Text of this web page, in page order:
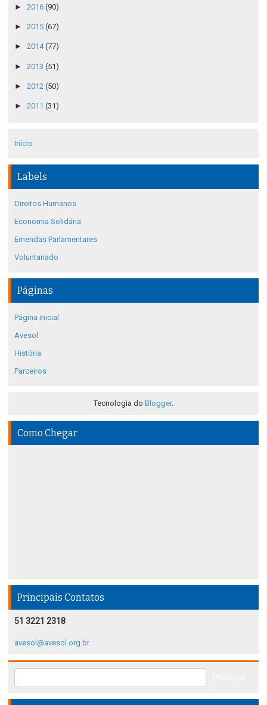
► 2016 (90)
► 2015 (67)
► 2014(77)
► 2013 (51)
► 2012 (50)
► 2011 (31)
Início
Labels
Direitos Humanos
Economia Solidária
Emendas Parlamentares
Voluntariado
Páginas
Página inicial
Avesol
História
Parceiros
Tecnologia do Blogger.
Como Chegar
Principais Contatos
51 3221 2318
avesol@avesol.org.br